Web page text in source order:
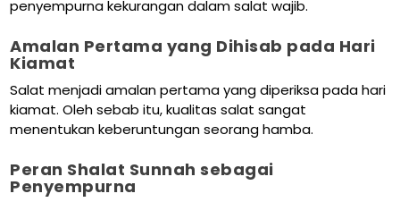
penyempurna kekurangan dalam salat wajib.
Amalan Pertama yang Dihisab pada Hari
Kiamat
Salat menjadi amalan pertama yang diperiksa pada hari
kiamat. Oleh sebab itu, kualitas salat sangat
menentukan keberuntungan seorang hamba.
Peran Shalat Sunnah sebagai
Penyempurna